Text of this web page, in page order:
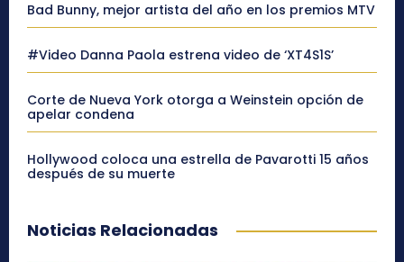
Bad Bunny, mejor artista del año en los premios MTV
#Video Danna Paola estrena video de ‘XT4S1S’
Corte de Nueva York otorga a Weinstein opción de
apelar condena
Hollywood coloca una estrella de Pavarotti 15 años
después de su muerte
Noticias Relacionadas